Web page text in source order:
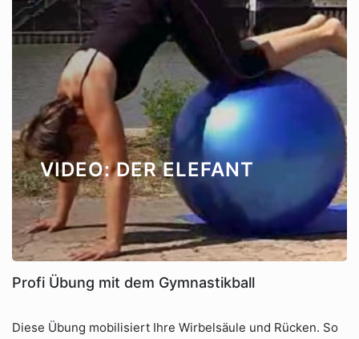
VIDEO: DER ELEFANT
Profi Übung mit dem Gymnastikball
Diese Übung mobilisiert Ihre Wirbelsäule und Rücken. So